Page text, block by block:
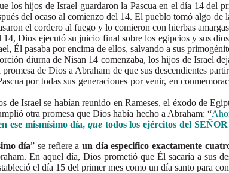
hijos de Israel guardaron la Pascua en el día 14 del
del ocaso al comienzo del 14. El pueblo tomó algo de
el cordero al fuego y lo comieron con hierbas
ejecutó su juicio final sobre los egipcios y sus
Él pasaba por encima de ellos, salvando a sus
diurna de Nisan 14 comenzaba, los hijos de Israel
de Dios a Abraham de que sus descendientes
por todas sus generaciones por venir, en
se habían reunido en Rameses, el éxodo de
otra promesa que Dios había hecho a Abraham: “
ese mismísimo día,que todos los ejércitos del
día” se refiere aun día especifico exactamente
En aquel día, Dios prometió que Él sacaría a sus
el día 15 del primer mes como un día santo para